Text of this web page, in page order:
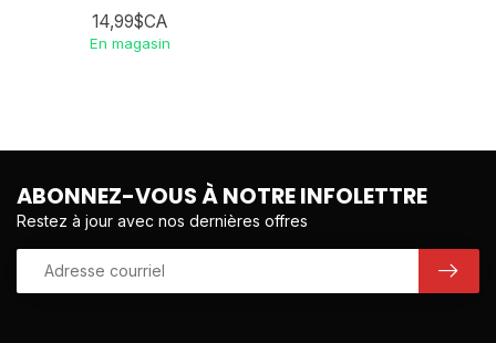
14,99$CA
En magasin
ABONNEZ-VOUS À NOTRE INFOLETTRE
Restez à jour avec nos dernières offres